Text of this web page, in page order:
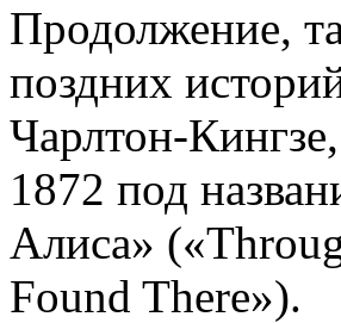
Продолжение,
поздних
Чарлтон-
1872 под
Алиса»
Found There»).